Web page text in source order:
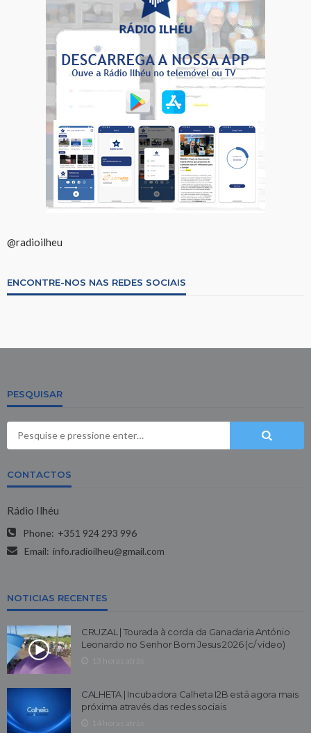
@radioilheu
ENCONTRE-NOS NAS REDES SOCIAIS
PESQUISAR
CONTACTOS
Rádio Ilhéu
Phone: +351 924 293 996
Email: info.radioilheu@gmail.com
NOTICIAS RECENTES
CRUZAL | Tourada à corda da Ganadaria António
Leonardo no Senhor Bom Jesus 2026 (c/ vídeo)
CALHETA | Incubadora Calheta I2B está agora mais
próxima através das redes sociais